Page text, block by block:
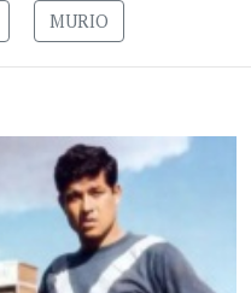
MURIO